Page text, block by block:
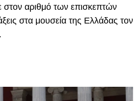
αριθμό των επισκεπτών
στα μουσεία της Ελλάδας τον